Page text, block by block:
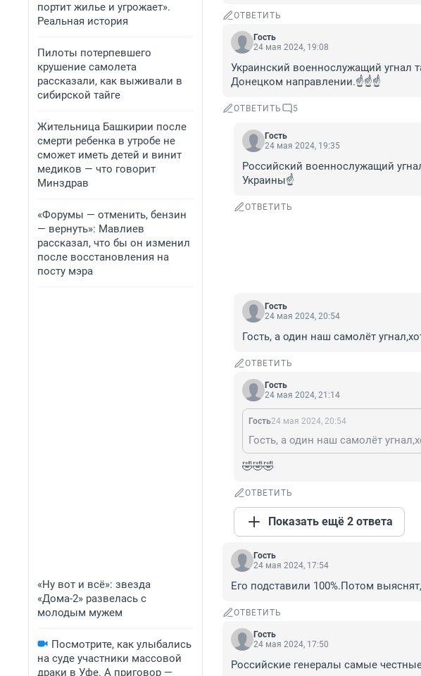
портит жилье и угрожает».
Реальная история
Пилоты потерпевшего
крушение самолета
рассказали, как выживали в
сибирской тайге
Жительница Башкирии после
смерти ребенка в утробе не
сможет иметь детей и винит
медиков — что говорит
Минздрав
«Форумы — отменить, бензин
— вернуть»: Мавлиев
рассказал, что бы он изменил
после восстановления на
посту мэра
«Ну вот и всё»: звезда
«Дома-2» развелась с
молодым мужем
Посмотрите, как улыбались
на суде участники массовой
драки в Уфе. А приговор —
ОТВЕТИТЬ
Гость
24 мая 2024, 19:08
Украинский военнослужащий угнал
Донецком направлении.☝️☝️☝️
ОТВЕТИТЬ 5
Гость
24 мая 2024, 19:35
Российский военнослужащий
Украины☝️
ОТВЕТИТЬ
Гость
24 мая 2024, 20:54
Гость, а один наш самолёт
ОТВЕТИТЬ
Гость
24 мая 2024, 21:14
Гость24 мая 2024, 20:54
Гость, а один наш самолёт
🤣🤣🤣
ОТВЕТИТЬ
Показать ещё 2 ответа
Гость
24 мая 2024, 17:54
Его подставили 100%.Потом
ОТВЕТИТЬ
Гость
24 мая 2024, 17:50
Российские генералы самые